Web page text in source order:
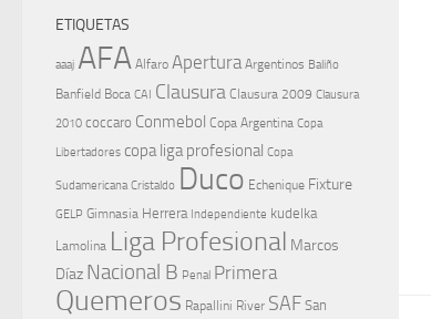
ETIQUETAS
aaaj AFA Alfaro Apertura Argentinos Baliño
Banfield Boca CAI Clausura Clausura 2009 Clausura
2010 coccaro Conmebol Copa Argentina Copa
Libertadores copa liga profesional Copa
Sudamericana Cristaldo Duco Echenique Fixture
GELP Gimnasia Herrera Independiente kudelka
Lamolina Liga Profesional Marcos
Díaz Nacional B Penal Primera
Quemeros Rapallini River SAF San